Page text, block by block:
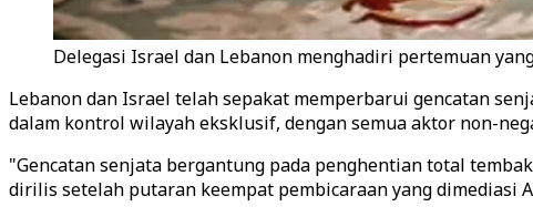
Delegasi Israel dan Lebanon menghadiri pertemuan
Lebanon dan Israel telah sepakat memperbarui gencatan
dalam kontrol wilayah eksklusif, dengan semua aktor non-
"Gencatan senjata bergantung pada penghentian total
dirilis setelah putaran keempat pembicaraan yang dimediasi